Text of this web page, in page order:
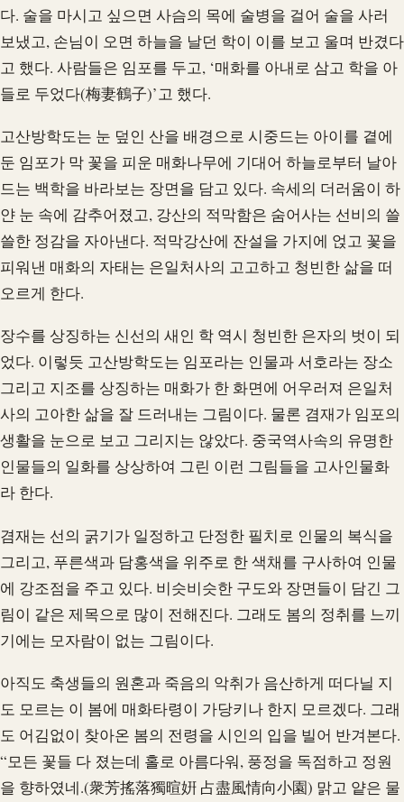
다. 술을 마시고 싶으면 사슴의 목에 술병을 걸어 술을 사러
보냈고, 손님이 오면 하늘을 날던 학이 이를 보고 울며 반겼다
고 했다. 사람들은 임포를 두고, ‘매화를 아내로 삼고 학을 아
들로 두었다(梅妻鶴子)’고 했다.
고산방학도는 눈 덮인 산을 배경으로 시중드는 아이를 곁에
둔 임포가 막 꽃을 피운 매화나무에 기대어 하늘로부터 날아
드는 백학을 바라보는 장면을 담고 있다. 속세의 더러움이 하
얀 눈 속에 감추어졌고, 강산의 적막함은 숨어사는 선비의 쓸
쓸한 정감을 자아낸다. 적막강산에 잔설을 가지에 얹고 꽃을
피워낸 매화의 자태는 은일처사의 고고하고 청빈한 삶을 떠
오르게 한다.
장수를 상징하는 신선의 새인 학 역시 청빈한 은자의 벗이 되
었다. 이렇듯 고산방학도는 임포라는 인물과 서호라는 장소
그리고 지조를 상징하는 매화가 한 화면에 어우러져 은일처
사의 고아한 삶을 잘 드러내는 그림이다. 물론 겸재가 임포의
생활을 눈으로 보고 그리지는 않았다. 중국역사속의 유명한
인물들의 일화를 상상하여 그린 이런 그림들을 고사인물화
라 한다.
겸재는 선의 굵기가 일정하고 단정한 필치로 인물의 복식을
그리고, 푸른색과 담홍색을 위주로 한 색채를 구사하여 인물
에 강조점을 주고 있다. 비슷비슷한 구도와 장면들이 담긴 그
림이 같은 제목으로 많이 전해진다. 그래도 봄의 정취를 느끼
기에는 모자람이 없는 그림이다.
아직도 축생들의 원혼과 죽음의 악취가 음산하게 떠다닐 지
도 모르는 이 봄에 매화타령이 가당키나 한지 모르겠다. 그래
도 어김없이 찾아온 봄의 전령을 시인의 입을 빌어 반겨본다.
“모든 꽃들 다 졌는데 홀로 아름다워, 풍정을 독점하고 정원
을 향하였네.(衆芳搖落獨暄姸 占盡風情向小園) 맑고 얕은 물